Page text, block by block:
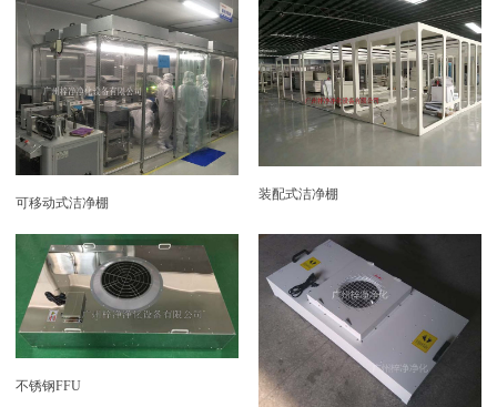
可移动式洁净棚
装配式洁净棚
不锈钢FFU